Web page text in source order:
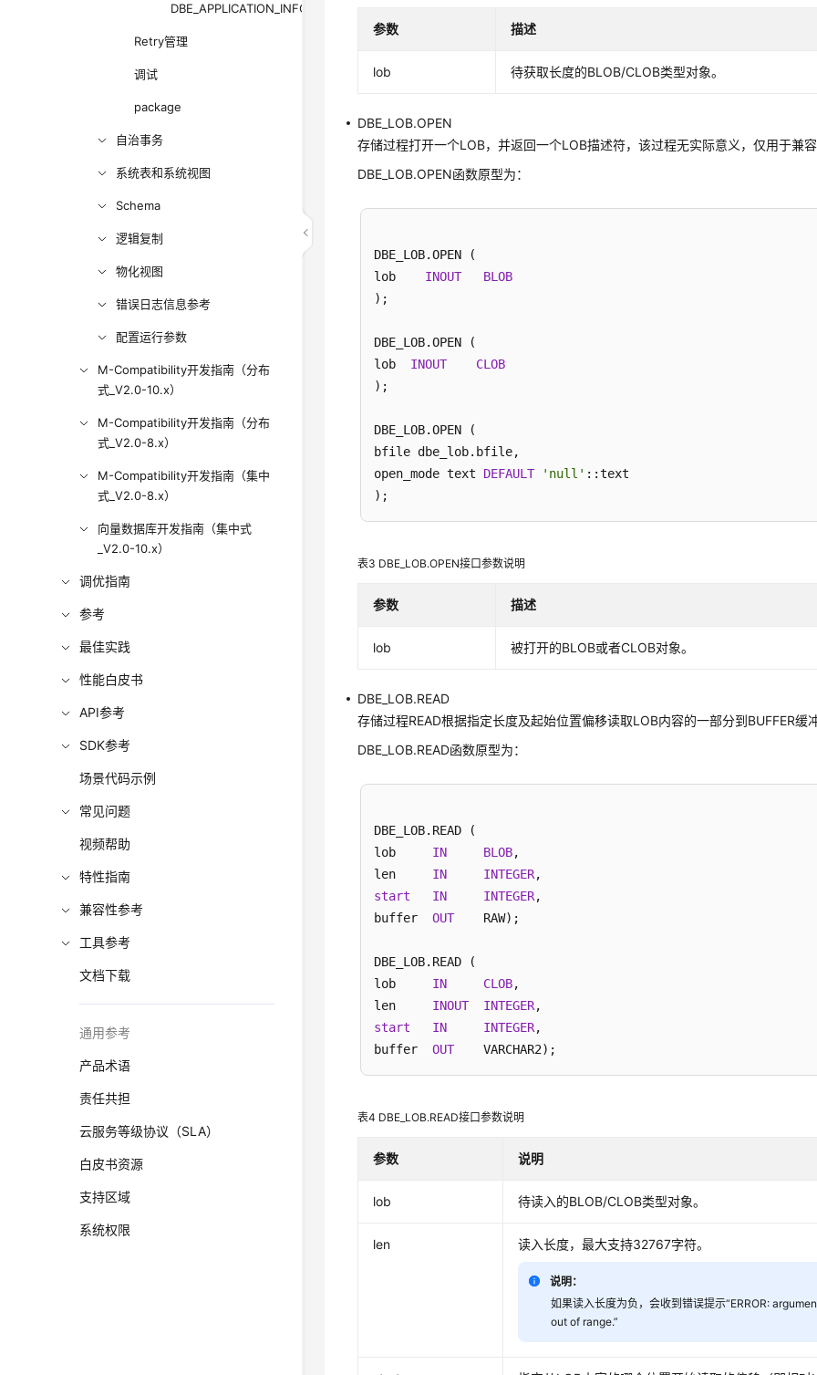
DBE_APPLICATION_INFO
Retry管理
调试
package
自治事务
系统表和系统视图
Schema
逻辑复制
物化视图
错误日志信息参考
配置运行参数
M-Compatibility开发指南（分布
式_V2.0-10.x）
M-Compatibility开发指南（分布
式_V2.0-8.x）
M-Compatibility开发指南（集中
式_V2.0-8.x）
向量数据库开发指南（集中式
_V2.0-10.x）
调优指南
参考
最佳实践
性能白皮书
API参考
SDK参考
场景代码示例
常见问题
视频帮助
特性指南
兼容性参考
工具参考
文档下载
通用参考
产品术语
责任共担
云服务等级协议（SLA）
白皮书资源
支持区域
系统权限
参数 描述
lob 待获取长度的BLOB/CLOB类型对象。
DBE_LOB.OPEN
存储过程打开一个LOB，并返回一个LOB描述符，该过程无实际意义，仅用于兼
DBE_LOB.OPEN函数原型为：
DBE_LOB.OPEN (
lob INOUT
BLOB
);
DBE_LOB.OPEN (
lob INOUT
CLOB
);
DBE_LOB.OPEN (
bfile dbe_lob.bfile,
open_mode text DEFAULT 'null' ::text
表3 DBE_LOB.OPEN接口参数说明
参数 描述
lob 被打开的BLOB或者CLOB对象。
DBE_LOB.READ
存储过程READ根据指定长度及起始位置偏移读取LOB内容的一部分到BUFFER缓
DBE_LOB.READ函数原型为：
DBE_LOB.READ (
lob IN BLOB,
len IN INTEGER
start
IN INTEGER,
buffer OUT
    RAW);
DBE_LOB.READ (
lob IN CLOB,
len INOUT INTEGER
start
IN INTEGER,
buffer OUT
表4 DBE_LOB.READ接口参数说明
参数 说明
lob 待读入的BLOB/CLOB类型对象。
len 读入长度，最大支持32767字符。
说明：
如果读入长度为负，会收到错误提示“ERROR:
out of range.”